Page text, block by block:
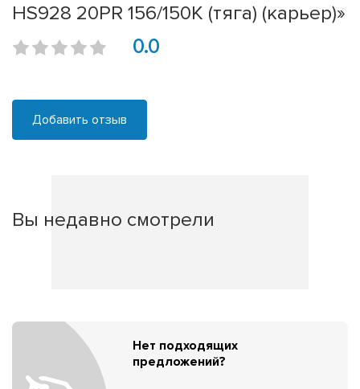
HS928 20PR 156/150K (тяга) (карьер)»
0.0
Добавить отзыв
Вы недавно смотрели
Нет подходящих
предложений?